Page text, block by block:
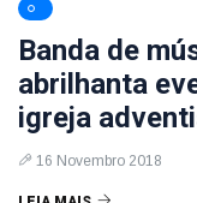
Banda de
abrilhanta
igreja
16 Novembro 2018